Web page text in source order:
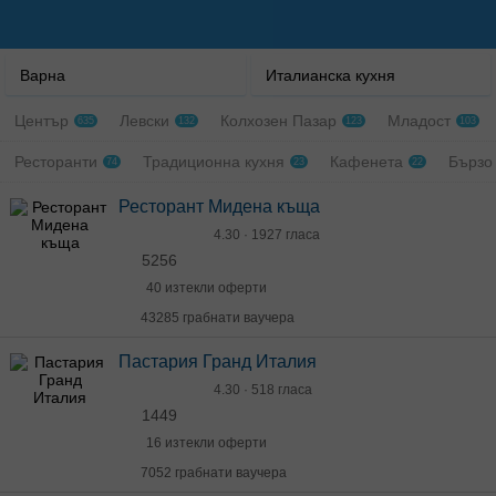
Варна Италианска кухня
Център 635 Левски 132 Колхозен Пазар 123 Младост 103
Ресторанти 74 Традиционна кухня 23 Кафенета 22
Ресторант Мидена къща
4.30 · 1927 гласа
5256
40 изтекли оферти
43285 грабнати ваучера
Пастария Гранд Италия
4.30 · 518 гласа
1449
16 изтекли оферти
7052 грабнати ваучера